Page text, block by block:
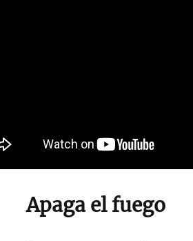
Apaga el fuego